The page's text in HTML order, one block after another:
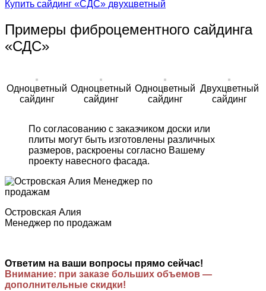
Купить сайдинг «СДС» двухцветный
Примеры фиброцементного сайдинга
«СДС»
Одноцветный
сайдинг
Одноцветный
сайдинг
Одноцветный
сайдинг
Двухцветный
сайдинг
По согласованию с заказчиком доски или
плиты могут быть изготовлены различных
размеров, раскроены согласно Вашему
проекту навесного фасада.
Островская Алия
Менеджер по продажам
Ответим на ваши вопросы прямо сейчас!
Внимание: при заказе больших объемов —
дополнительные скидки!